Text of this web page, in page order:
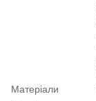
Матеріали